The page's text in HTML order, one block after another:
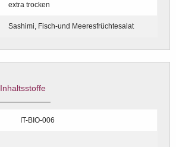
extra trocken
Sashimi, Fisch-und Meeresfrüchtesalat
Inhaltsstoffe
IT-BIO-006